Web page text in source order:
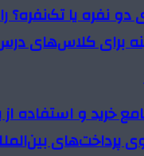
نفره یا تک‌نفره؟
برای کلاس‌های
خرید و استفاده
پرداخت‌های